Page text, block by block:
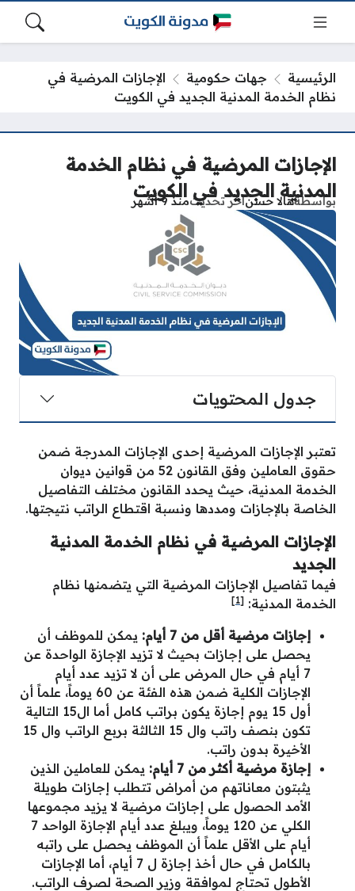
الرئيسية جهات حكومية
الإجازات المرضية في
نظام الخدمة المدنية الجديد في الكويت
الإجازات المرضية في نظام الخدمة
المدنية الجديد في الكويت
بواسطةهالا حسنآخر تحديثمنذ 9 أشهر
جدول المحتويات
تعتبر الإجازات المرضية إحدى الإجازات المدرجة ضمن
حقوق العاملين وفق القانون 52 من قوانين ديوان
الخدمة المدنية، حيث يحدد القانون مختلف التفاصيل
الخاصة بالإجازات ومددها ونسبة اقتطاع الراتب نتيجتها.
الإجازات المرضية في نظام الخدمة المدنية
الجديد
فيما تفاصيل الإجازات المرضية التي يتضمنها نظام
الخدمة المدنية: [1]
إجازات مرضية أقل من 7 أيام:
يمكن للموظف أن
يحصل على إجازات بحيث لا تزيد الإجازة الواحدة عن
7 أيام في حال المرض على أن لا تزيد عدد أيام
الإجازات الكلية ضمن هذه الفئة عن 60 يوماً، علماً أن
أول 15 يوم إجازة يكون براتب كامل أما ال15 التالية
تكون بنصف راتب وال 15 الثالثة بربع الراتب وال 15
الأخيرة بدون راتب.
إجازة مرضية أكثر من 7 أيام:
يمكن للعاملين الذين
يثبتون معاناتهم من أمراض تتطلب إجازات طويلة
الأمد الحصول على إجازات مرضية لا يزيد مجموعها
الكلي عن 120 يوماً، ويبلغ عدد أيام الإجازة الواحد 7
أيام على الأقل علماً أن الموظف يحصل على راتبه
بالكامل في حال أخذ إجازة ل 7 أيام، أما الإجازات
الأطول تحتاج لموافقة وزير الصحة لصرف الراتب.